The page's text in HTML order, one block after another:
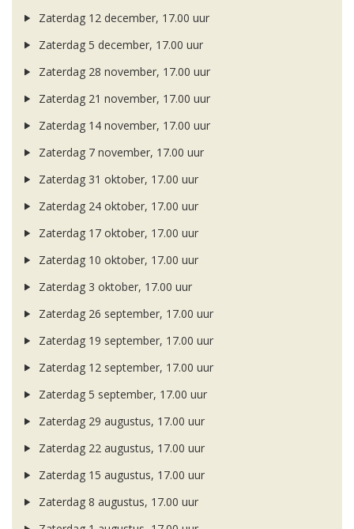
Zaterdag 12 december, 17.00 uur
Zaterdag 5 december, 17.00 uur
Zaterdag 28 november, 17.00 uur
Zaterdag 21 november, 17.00 uur
Zaterdag 14 november, 17.00 uur
Zaterdag 7 november, 17.00 uur
Zaterdag 31 oktober, 17.00 uur
Zaterdag 24 oktober, 17.00 uur
Zaterdag 17 oktober, 17.00 uur
Zaterdag 10 oktober, 17.00 uur
Zaterdag 3 oktober, 17.00 uur
Zaterdag 26 september, 17.00 uur
Zaterdag 19 september, 17.00 uur
Zaterdag 12 september, 17.00 uur
Zaterdag 5 september, 17.00 uur
Zaterdag 29 augustus, 17.00 uur
Zaterdag 22 augustus, 17.00 uur
Zaterdag 15 augustus, 17.00 uur
Zaterdag 8 augustus, 17.00 uur